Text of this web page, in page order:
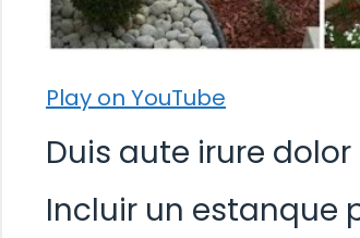
Play on YouTube
Duis aute irure
Incluir un estanque